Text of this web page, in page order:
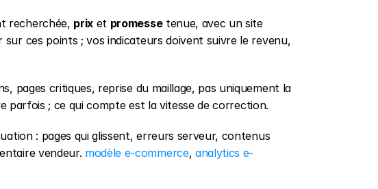
recherchée, prix et promesse tenue, avec un site
ces points ; vos indicateurs doivent suivre le revenu,
pages critiques, reprise du maillage, pas uniquement la
parfois ; ce qui compte est la vitesse de correction.
: pages qui glissent, erreurs serveur, contenus
vendeur. modèle e-commerce, analytics e-